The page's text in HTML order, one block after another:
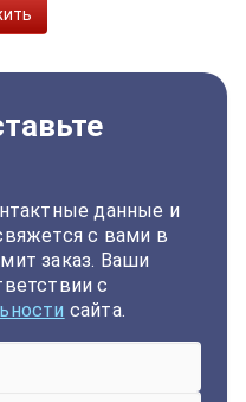
данные и
с вами в
заказ. Ваши
с
сайта.